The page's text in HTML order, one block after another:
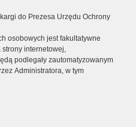
do Prezesa Urzędu Ochrony
osobowych jest fakultatywne
internetowej,
podlegały zautomatyzowanym
Administratora, w tym